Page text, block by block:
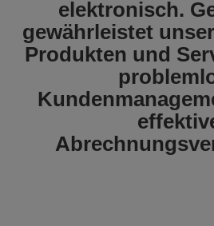
elektronisch.
gewährleistet
Produkten und